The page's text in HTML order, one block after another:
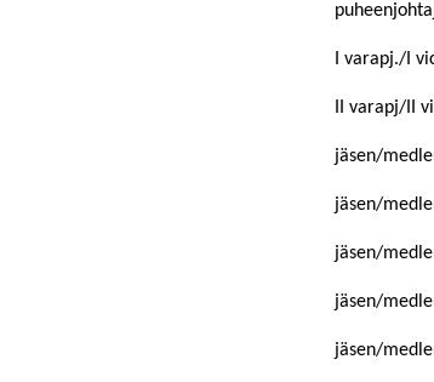
I varapj./I
II varapj/II
jäsen/
jäsen/
jäsen/
jäsen/
jäsen/